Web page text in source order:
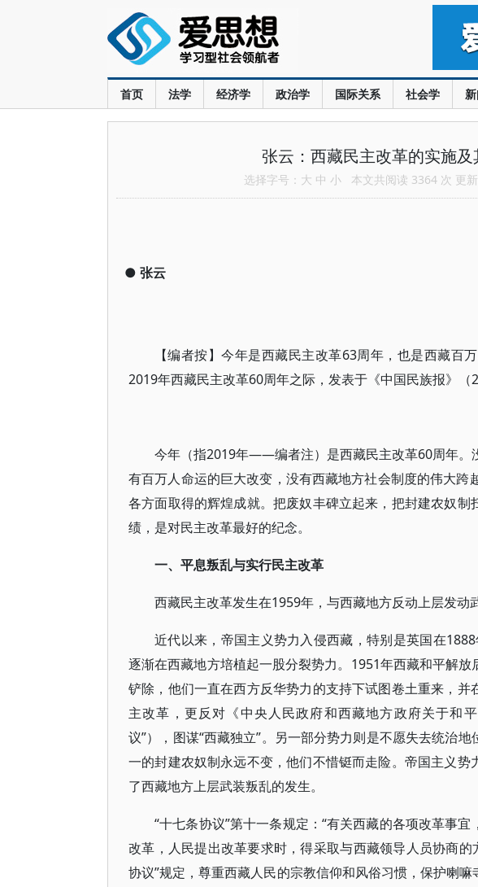
首页 法学 经济学 政治学 国际关系 社会学
张云：西藏民主改革的实施
选择字号： 大 中 小 本文共阅读 3364 次 更
● 张云
【编者按】今年是西藏民主改革63周年，也是西藏百
2019年西藏民主改革60周年之际，发表于《中国民族报》（
今年（指2019年——编者注）是西藏民主改革60周年。
有百万人命运的巨大改变，没有西藏地方社会制度的伟大
各方面取得的辉煌成就。把废奴丰碑立起来，把封建农奴
绩，是对民主改革最好的纪念。
一、平息叛乱与实行民主改革
西藏民主改革发生在1959年，与西藏地方反动上层发动
近代以来，帝国主义势力入侵西藏，特别是英国在
逐渐在西藏地方培植起一股分裂势力。1951年西藏和平解
铲除，他们一直在西方反华势力的支持下试图卷土重来，
主改革，更反对《中央人民政府和西藏地方政府关于和
议”），图谋“西藏独立”。另一部分势力则是不愿失去统治
一的封建农奴制永远不变，他们不惜铤而走险。帝国主义
了西藏地方上层武装叛乱的发生。
“十七条协议”第十一条规定：“有关西藏的各项改革事
改革，人民提出改革要求时，得采取与西藏领导人员协商
协议”规定，尊重西藏人民的宗教信仰和风俗习惯，保护喇